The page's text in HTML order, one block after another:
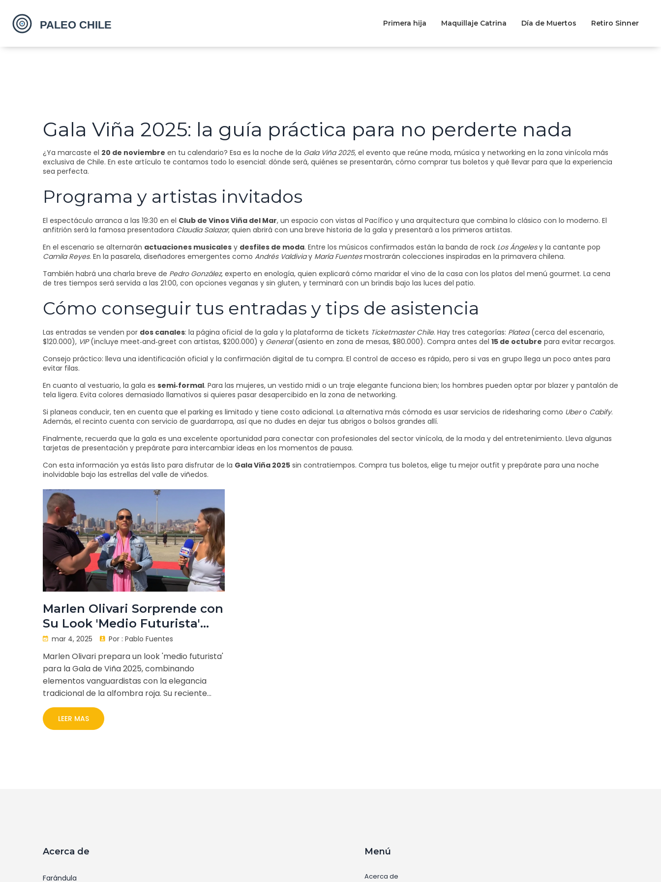
Primera hija Maquillaje Catrina Día de Muertos Retiro Sinner
Gala Viña 2025: la guía práctica para no perderte nada
¿Ya marcaste el 20 de noviembre en tu calendario? Esa es la noche de la Gala Viña 2025, el evento que reúne moda, música y networking en la zona vinícola más
exclusiva de Chile. En este artículo te contamos todo lo esencial: dónde será, quiénes se presentarán, cómo comprar tus boletos y qué llevar para que la experiencia
sea perfecta.
Programa y artistas invitados
El espectáculo arranca a las 19:30 en el Club de Vinos Viña del Mar, un espacio con vistas al Pacífico y una arquitectura que combina lo clásico con lo moderno. El
anfitrión será la famosa presentadora Claudia Salazar, quien abrirá con una breve historia de la gala y presentará a los primeros artistas.
En el escenario se alternarán actuaciones musicales y desfiles de moda. Entre los músicos confirmados están la banda de rock Los Ángelesy la cantante pop
Camila Reyes. En la pasarela, diseñadores emergentes como Andrés Valdiviay María Fuentesmostrarán colecciones inspiradas en la primavera chilena.
También habrá una charla breve de Pedro González, experto en enología, quien explicará cómo maridar el vino de la casa con los platos del menú gourmet. La cena
de tres tiempos será servida a las 21:00, con opciones veganas y sin gluten, y terminará con un brindis bajo las luces del patio.
Cómo conseguir tus entradas y tips de asistencia
Las entradas se venden por dos canales: la página oficial de la gala y la plataforma de tickets Ticketmaster Chile. Hay tres categorías: Platea(cerca del escenario,
$120.000), VIP(incluye meet‑and‑greet con artistas, $200.000) y General(asiento en zona de mesas, $80.000). Compra antes del 15 de octubre para evitar recargos.
Consejo práctico: lleva una identificación oficial y la confirmación digital de tu compra. El control de acceso es rápido, pero si vas en grupo llega un poco antes para
evitar filas.
En cuanto al vestuario, la gala es semi‑formal. Para las mujeres, un vestido midi o un traje elegante funciona bien; los hombres pueden optar por blazer y pantalón de
tela ligera. Evita colores demasiado llamativos si quieres pasar desapercibido en la zona de networking.
Si planeas conducir, ten en cuenta que el parking es limitado y tiene costo adicional. La alternativa más cómoda es usar servicios de ridesharing como Ubero Cabify.
Además, el recinto cuenta con servicio de guardarropa, así que no dudes en dejar tus abrigos o bolsos grandes allí.
Finalmente, recuerda que la gala es una excelente oportunidad para conectar con profesionales del sector vinícola, de la moda y del entretenimiento. Lleva algunas
tarjetas de presentación y prepárate para intercambiar ideas en los momentos de pausa.
Con esta información ya estás listo para disfrutar de la Gala Viña 2025 sin contratiempos. Compra tus boletos, elige tu mejor outfit y prepárate para una noche
inolvidable bajo las estrellas del valle de viñedos.
Marlen Olivari Sorprende con
Su Look 'Medio Futurista'
para la Gala de Viña 2025
mar 4, 2025 Por : Pablo Fuentes
Marlen Olivari prepara un look 'medio futurista'
para la Gala de Viña 2025, combinando
elementos vanguardistas con la elegancia
tradicional de la alfombra roja. Su reciente
aparición televisiva con su hijo Lorenzo ha
captado la atención de los medios,
manteniendo el interés en sus elecciones de
LEER MAS
Acerca de
Farándula
Menú
Acerca de